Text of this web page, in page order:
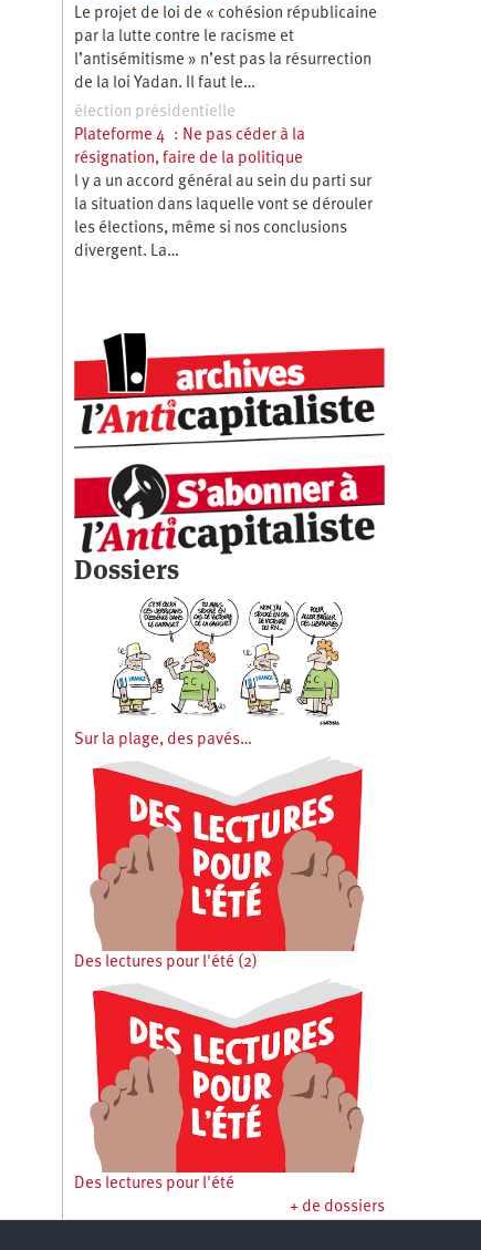
Le projet de loi de « cohésion républicaine
par la lutte contre le racisme et
l’antisémitisme » n’est pas la résurrection
de la loi Yadan. Il faut le…
élection présidentielle
Plateforme 4 : Ne pas céder à la
résignation, faire de la politique
l y a un accord général au sein du parti sur
la situation dans laquelle vont se dérouler
les élections, même si nos conclusions
divergent. La…
Dossiers
Sur la plage, des pavés…
Des lectures pour l'été (2)
Des lectures pour l'été
+ de dossiers